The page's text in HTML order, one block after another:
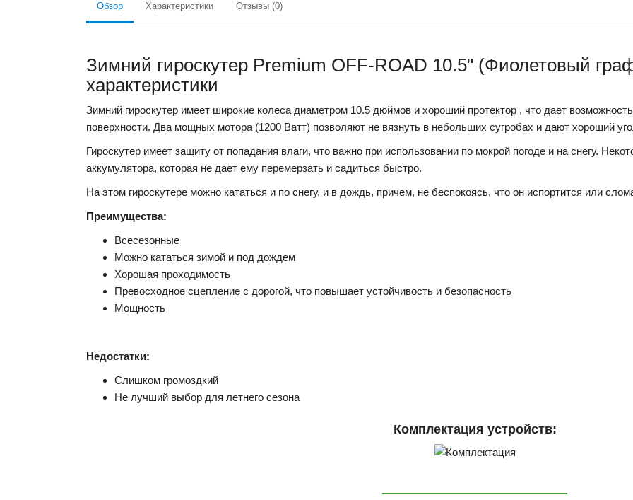
Обзор Характеристики Отзывы (0)
Зимний гироскутер Premium OFF-ROAD 10.5" (Фиолетовый
характеристики
Зимний гироскутер имеет широкие колеса диаметром 10.5 дюймов и хороший протектор , что дает
поверхности. Два мощных мотора (1200 Ватт) позволяют не вязнуть в небольших сугробах и дают хороший
Гироскутер имеет защиту от попадания влаги, что важно при использовании по мокрой погоде и на снегу.
аккумулятора, которая не дает ему перемерзать и садиться быстро.
На этом гироскутере можно кататься и по снегу, и в дождь, причем, не беспокоясь, что он испортится или
Преимущества:
Всесезонные
Можно кататься зимой и под дождем
Хорошая проходимость
Превосходное сцепление с дорогой, что повышает устойчивость и безопасность
Мощность
Недостатки:
Слишком громоздкий
Не лучший выбор для летнего сезона
Комплектация устройств: